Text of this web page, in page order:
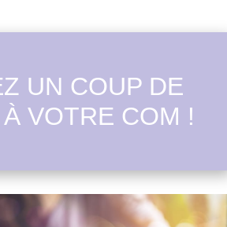
UN COUP DE
VOTRE COM !